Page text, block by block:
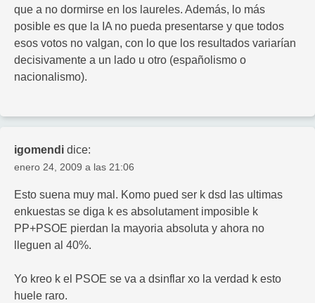
que a no dormirse en los laureles. Además, lo más
posible es que la IA no pueda presentarse y que todos
esos votos no valgan, con lo que los resultados variarían
decisivamente a un lado u otro (españolismo o
nacionalismo).
igomendi dice:
enero 24, 2009 a las 21:06
Esto suena muy mal. Komo pued ser k dsd las ultimas
enkuestas se diga k es absolutament imposible k
PP+PSOE pierdan la mayoria absoluta y ahora no
lleguen al 40%.
Yo kreo k el PSOE se va a dsinflar xo la verdad k esto
huele raro.